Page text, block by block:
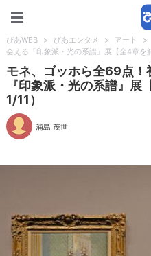
ぴあWEB > ぴあエンタメ > アート >
会える『印象派・光の系譜』展【全4章を
モネ、ゴッホら全69点！
『印象派・光の系譜』
1/11）
浦島 茂世